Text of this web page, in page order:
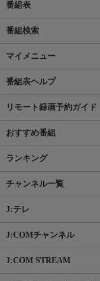
番組表
番組検索
マイメニュー
番組表ヘルプ
リモート録画予約ガイド
おすすめ番組
ランキング
チャンネル一覧
J:テレ
J:COMチャンネル
J:COM STREAM